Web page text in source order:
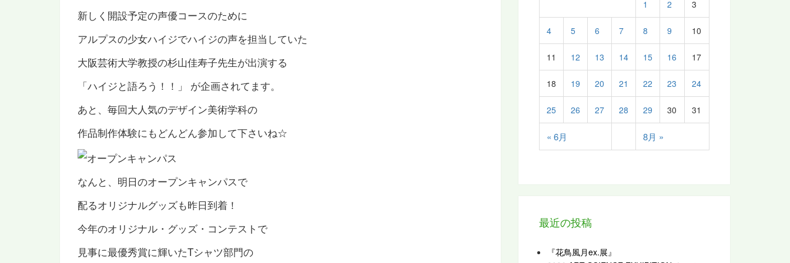
新しく開設予定の声優コースのために
アルプスの少女ハイジでハイジの声を担当していた
大阪芸術大学教授の杉山佳寿子先生が出演する
「ハイジと語ろう！！」 が企画されてます。
あと、毎回大人気のデザイン美術学科の
作品制作体験にもどんどん参加して下さいね☆
なんと、明日のオープンキャンパスで
配るオリジナルグッズも昨日到着！
今年のオリジナル・グッズ・コンテストで
見事に最優秀賞に輝いたTシャツ部門の
« 6月 8月 »
1 2 3
4 5 6 7 8 9 10
11 12 13 14 15 16 17
18 19 20 21 22 23 24
25 26 27 28 29 30 31
最近の投稿
『花鳥風月ex.展』